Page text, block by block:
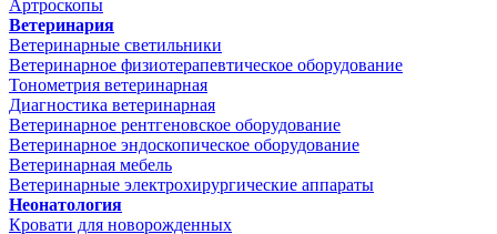
Артроскопы
Ветеринария
Ветеринарные светильники
Ветеринарное физиотерапевтическое оборудование
Тонометрия ветеринарная
Диагностика ветеринарная
Ветеринарное рентгеновское оборудование
Ветеринарное эндоскопическое оборудование
Ветеринарная мебель
Ветеринарные электрохирургические аппараты
Неонатология
Кровати для новорожденных